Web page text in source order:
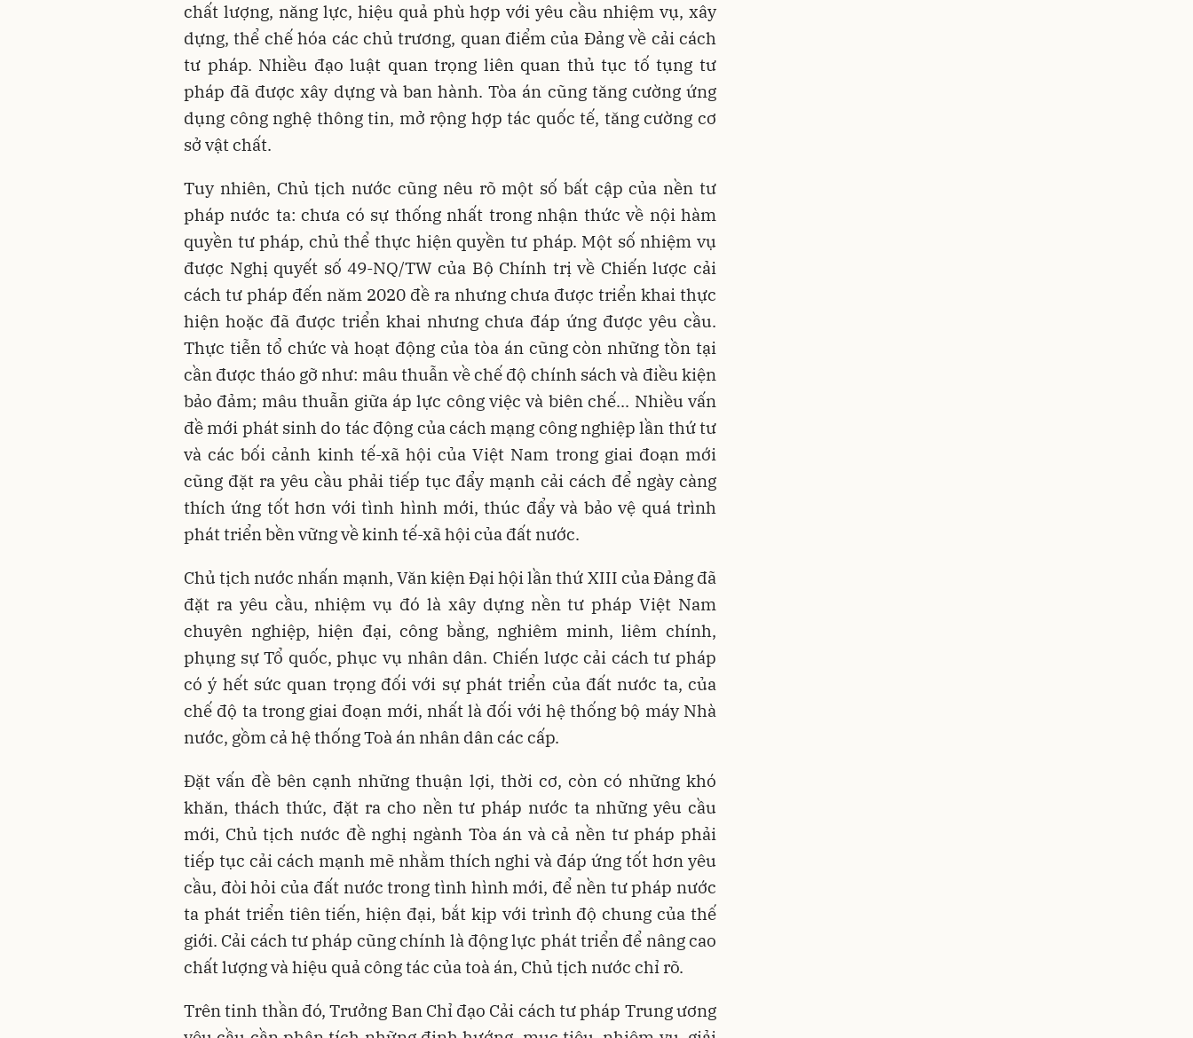
chất lượng, năng lực, hiệu quả phù hợp với yêu cầu nhiệm vụ, xây
dựng, thể chế hóa các chủ trương, quan điểm của Đảng về cải cách
tư pháp. Nhiều đạo luật quan trọng liên quan thủ tục tố tụng tư
pháp đã được xây dựng và ban hành. Tòa án cũng tăng cường ứng
dụng công nghệ thông tin, mở rộng hợp tác quốc tế, tăng cường cơ
sở vật chất.
Tuy nhiên, Chủ tịch nước cũng nêu rõ một số bất cập của nền tư
pháp nước ta: chưa có sự thống nhất trong nhận thức về nội hàm
quyền tư pháp, chủ thể thực hiện quyền tư pháp. Một số nhiệm vụ
được Nghị quyết số 49-NQ/TW của Bộ Chính trị về Chiến lược cải
cách tư pháp đến năm 2020 đề ra nhưng chưa được triển khai thực
hiện hoặc đã được triển khai nhưng chưa đáp ứng được yêu cầu.
Thực tiễn tổ chức và hoạt động của tòa án cũng còn những tồn tại
cần được tháo gỡ như: mâu thuẫn về chế độ chính sách và điều kiện
bảo đảm; mâu thuẫn giữa áp lực công việc và biên chế... Nhiều vấn
đề mới phát sinh do tác động của cách mạng công nghiệp lần thứ tư
và các bối cảnh kinh tế-xã hội của Việt Nam trong giai đoạn mới
cũng đặt ra yêu cầu phải tiếp tục đẩy mạnh cải cách để ngày càng
thích ứng tốt hơn với tình hình mới, thúc đẩy và bảo vệ quá trình
phát triển bền vững về kinh tế-xã hội của đất nước.
Chủ tịch nước nhấn mạnh, Văn kiện Đại hội lần thứ XIII của Đảng đã
đặt ra yêu cầu, nhiệm vụ đó là xây dựng nền tư pháp Việt Nam
chuyên nghiệp, hiện đại, công bằng, nghiêm minh, liêm chính,
phụng sự Tổ quốc, phục vụ nhân dân. Chiến lược cải cách tư pháp
có ý hết sức quan trọng đối với sự phát triển của đất nước ta, của
chế độ ta trong giai đoạn mới, nhất là đối với hệ thống bộ máy Nhà
nước, gồm cả hệ thống Toà án nhân dân các cấp.
Đặt vấn đề bên cạnh những thuận lợi, thời cơ, còn có những khó
khăn, thách thức, đặt ra cho nền tư pháp nước ta những yêu cầu
mới, Chủ tịch nước đề nghị ngành Tòa án và cả nền tư pháp phải
tiếp tục cải cách mạnh mẽ nhằm thích nghi và đáp ứng tốt hơn yêu
cầu, đòi hỏi của đất nước trong tình hình mới, để nền tư pháp nước
ta phát triển tiên tiến, hiện đại, bắt kịp với trình độ chung của thế
giới. Cải cách tư pháp cũng chính là động lực phát triển để nâng cao
chất lượng và hiệu quả công tác của toà án, Chủ tịch nước chỉ rõ.
Trên tinh thần đó, Trưởng Ban Chỉ đạo Cải cách tư pháp Trung ương